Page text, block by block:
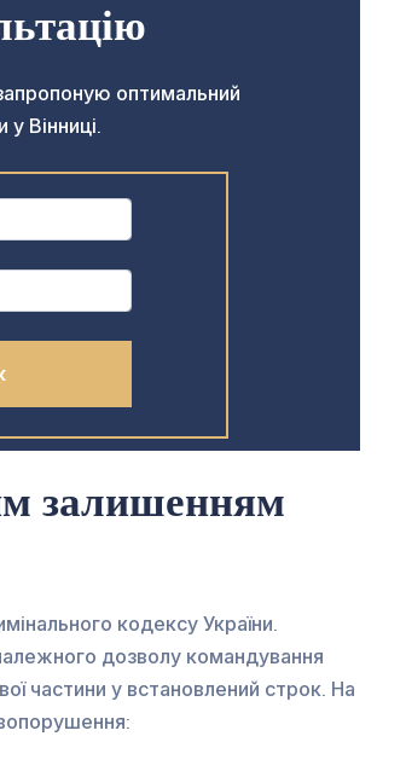
оптимальний
Вінниці.
залишенням
кодексу України.
дозволу командування
частини у встановлений строк. На